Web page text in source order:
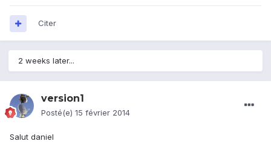
Citer
2 weeks later...
version1
Posté(e) 15 février 2014
Salut daniel